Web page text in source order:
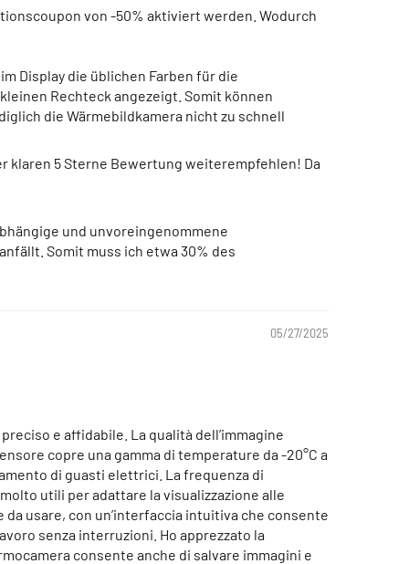
von -50% aktiviert werden. Wodurch
Display die üblichen Farben für die
Rechteck angezeigt. Somit können
die Wärmebildkamera nicht zu schnell
klaren 5 Sterne Bewertung weiterempfehlen! Da
und unvoreingenommene
Somit muss ich etwa 30% des
05/27/2025
e affidabile. La qualità dell’immagine
copre una gamma di temperature da -20°C a
di guasti elettrici. La frequenza di
utili per adattare la visualizzazione alle
usare, con un’interfaccia intuitiva che consente
senza interruzioni. Ho apprezzato la
consente anche di salvare immagini e